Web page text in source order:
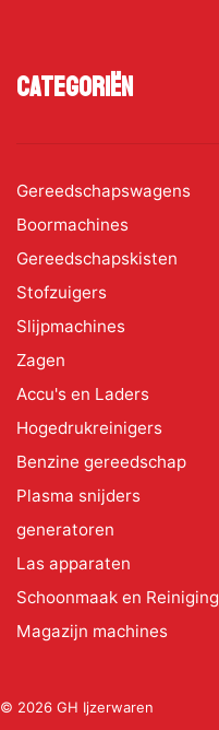
Categoriën
Gereedschapswagens
Boormachines
Gereedschapskisten
Stofzuigers
Slijpmachines
Zagen
Accu's en Laders
Hogedrukreinigers
Benzine gereedschap
Plasma snijders
generatoren
Las apparaten
Schoonmaak en Reiniging
Magazijn machines
© 2026 GH Ijzerwaren